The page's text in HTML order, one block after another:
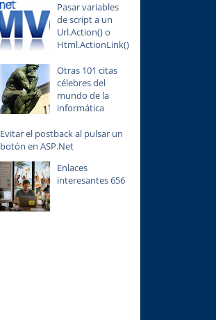
Pasar variables
de script a un
Url.Action() o
Html.ActionLink()
Otras 101 citas
célebres del
mundo de la
informática
Evitar el postback al pulsar un
botón en ASP.Net
Enlaces
interesantes 656